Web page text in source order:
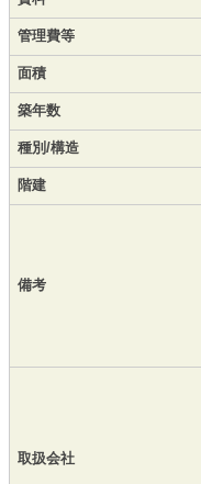
管理費等
面積
築年数
種別/構造
階建
備考
取扱会社